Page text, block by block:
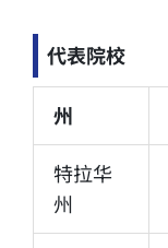
代表院校
州
特拉华
州